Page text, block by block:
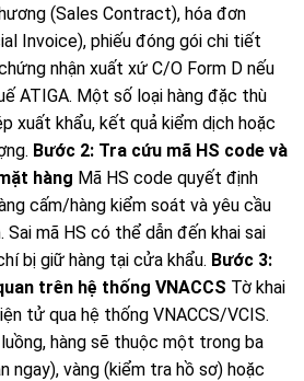
(Sales Contract), hóa đơn
Invoice), phiếu đóng gói chi tiết
nhận xuất xứ C/O Form D nếu
ATIGA. Một số loại hàng đặc thù
xuất khẩu, kết quả kiểm dịch hoặc
Bước 2: Tra cứu mã HS code và
hàng Mã HS code quyết định
cấm/hàng kiểm soát và yêu cầu
Sai mã HS có thể dẫn đến khai sai
bị giữ hàng tại cửa khẩu. Bước 3:
trên hệ thống VNACCS Tờ khai
tử qua hệ thống VNACCS/VCIS.
hàng sẽ thuộc một trong ba
ngay), vàng (kiểm tra hồ sơ) hoặc